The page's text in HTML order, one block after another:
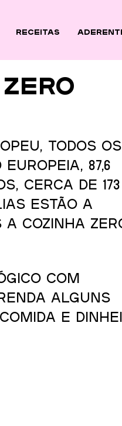
Receitas
todos os
87,6
cerca de
estão a
cozinha
com
alguns
e